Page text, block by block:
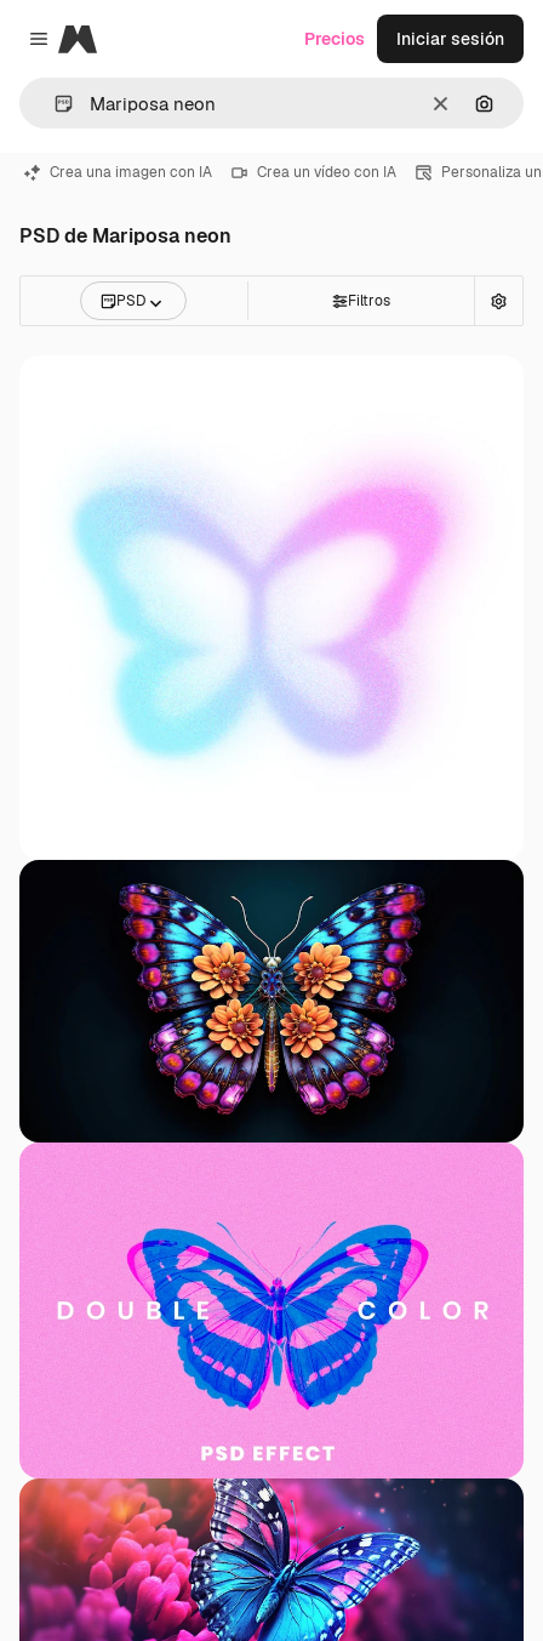
Close menu
Magnific
Borrar
Precios Iniciar sesión
Crea una imagen con IA Crea un vídeo con IA Personaliza
PSD de Mariposa neon
PSD Filtros